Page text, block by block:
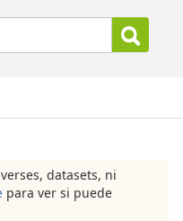
datasets, ni
para ver si puede